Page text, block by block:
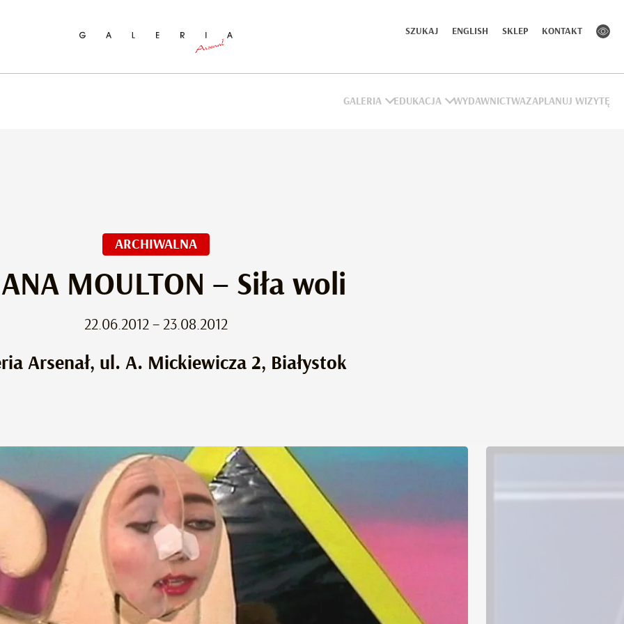
SZUKAJ ENGLISH SKLEP KONTAKT
GALERIA EDUKACJA WYDAWNICTWAZAPLANUJ WIZYTĘ
ARCHIWALNA
MOULTON – Siła woli
22.06.2012 – 23.08.2012
Arsenał, ul. A. Mickiewicza 2, Białystok